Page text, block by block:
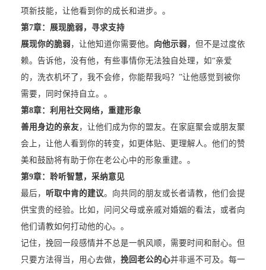
项新技能，让他看到你的成长和进步。。
第7章：展现脆弱，寻求支持
展现你的脆弱 ，让他知道你需要他。 向他示弱 ，但不是过度依
赖。告诉他，没有他，有些事情你无法独自处理，如“亲爱
的，洗衣机坏了，我不会修，你能帮我吗？”让他感觉到被你
需要，同时保持自立。。
第8章：利用社交网络，重建形象
善用身边的亲友，让他们成为你的盟友。在家庭聚会或朋友聚
会上，让他人看到你的转变，如更体贴、更理解人。他们的赞
美和鼓励将有助于你在老公心中的形象重建。。
第9章：聆听智慧，采纳意见
最后， 听取中肯的建议。向共同的朋友或长者请教，他们会提
供宝贵的经验。比如，问问父母或亲戚对婚姻的看法，或者向
他们请教如何打动他的心。。
记住，挽回一段感情并不总是一帆风顺，需要时间和耐心。但
只要方法得当，用心去做， 挽回老公的心并非遥不可及。每一